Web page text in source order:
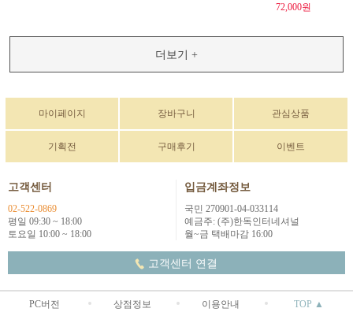
72,000원
더보기 +
마이페이지 장바구니 관심상품
기획전 구매후기 이벤트
고객센터
02-522-0869
평일 09:30 ~ 18:00
토요일 10:00 ~ 18:00
입금계좌정보
국민 270901-04-033114
예금주: (주)한독인터네셔널
월~금 택배마감 16:00
고객센터 연결
PC버전 상점정보 이용안내 TOP ▲